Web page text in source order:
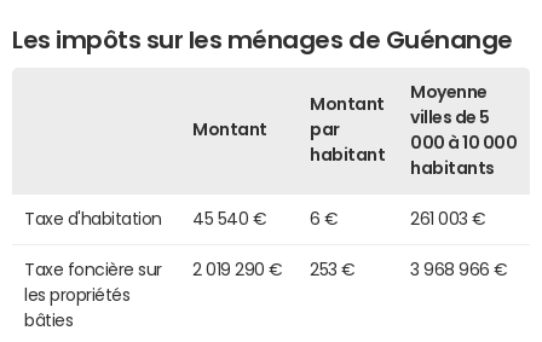
Les impôts sur les ménages de Guénange
Montant
Montant
par
habitant
Moyenne
villes de 5
000 à 10 000
habitants
Taxe d'habitation 45 540 € 6 € 261 003 €
Taxe foncière sur
les propriétés
bâties
2 019 290 € 253 € 3 968 966 €